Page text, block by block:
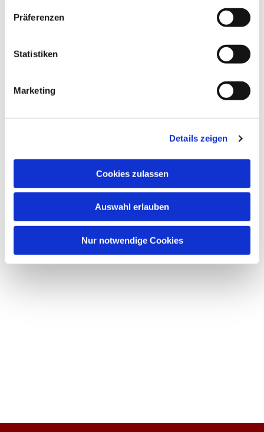
Präferenzen
Statistiken
Marketing
Details zeigen
Cookies zulassen
Auswahl erlauben
Nur notwendige Cookies